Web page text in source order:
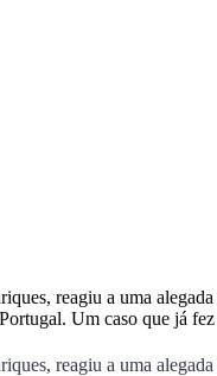
reagiu a uma
Portugal. Um caso que já
reagiu a uma